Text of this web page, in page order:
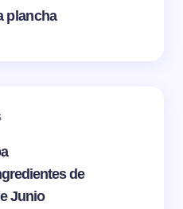
plancha
de
Junio